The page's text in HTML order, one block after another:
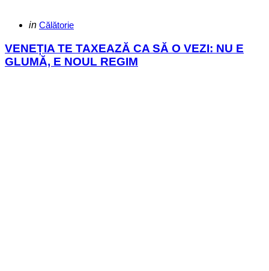
Categories
Posted
in Călătorie
VENEȚIA TE TAXEAZĂ CA SĂ O VEZI: NU E
GLUMĂ, E NOUL REGIM